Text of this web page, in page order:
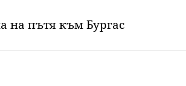
на пътя към Бургас